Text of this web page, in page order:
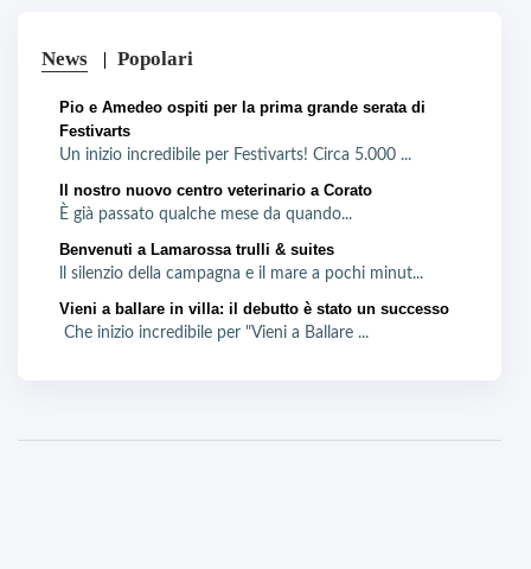
News Popolari
Pio e Amedeo ospiti per la prima grande serata di
Festivarts
Un inizio incredibile per Festivarts! Circa 5.000 ...
Il nostro nuovo centro veterinario a Corato
È già passato qualche mese da quando...
Benvenuti a Lamarossa trulli & suites
ll silenzio della campagna e il mare a pochi minut...
Vieni a ballare in villa: il debutto è stato un successo
Che inizio incredibile per "Vieni a Ballare ...